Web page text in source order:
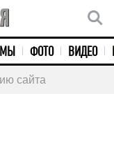
ФОТО ВИДЕО
сайта